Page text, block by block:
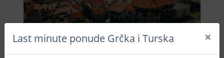
Last minute ponude Grčka i Turska ×